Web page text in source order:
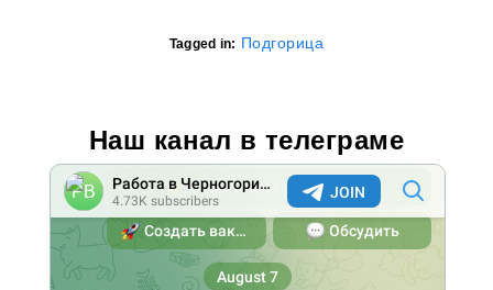
Tagged in: Подгорица
Наш канал в телеграме